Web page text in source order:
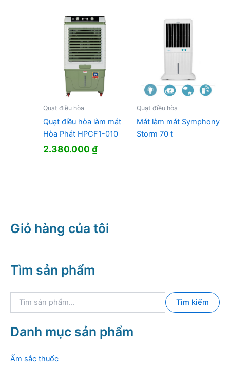
9.700.000 ₫.là:
6.690.000 ₫.
Quạt điều hòa
Quạt điều hòa làm mát
Hòa Phát HPCF1-010
2.380.000₫
Quạt điều hòa
Mát làm mát Symphony
Storm 70 t
Giỏ hàng của tôi
Tìm sản phẩm
k
i
m
Tìm kiếm
Danh mục sản phẩm
Ấm sắc thuốc